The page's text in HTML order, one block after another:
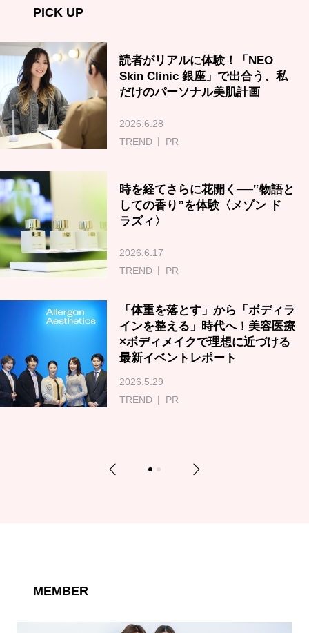
PICK UP
読者がリアルに体験！「NEO
Skin Clinic 銀座」で出合う、私
だけのパーソナル美肌計画
2026.6.28
TREND
PR
時を経てさらに花開く──‟物語と
しての香り”を体験〈メゾン ド
ラズィ〉
2026.6.17
TREND
PR
「体重を落とす」から「ボディラ
インを整える」時代へ！美容医療
×ボディメイクで理想に近づける
最新イベントレポート
2026.5.29
TREND
PR
Previous 1 2 Next
MEMBER